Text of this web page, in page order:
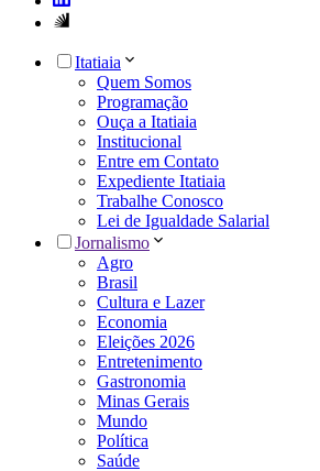
Itatiaia
Quem Somos
Programação
Ouça a Itatiaia
Institucional
Entre em Contato
Expediente Itatiaia
Trabalhe Conosco
Lei de Igualdade Salarial
Jornalismo
Agro
Brasil
Cultura e Lazer
Economia
Eleições 2026
Entretenimento
Gastronomia
Minas Gerais
Mundo
Política
Saúde